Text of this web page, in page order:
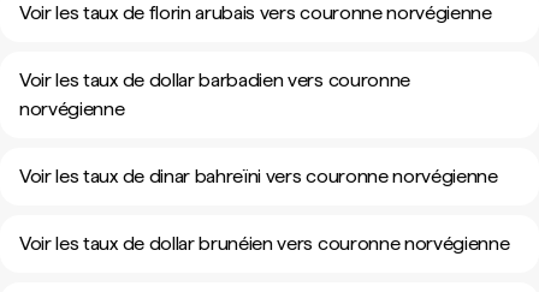
Voir les taux de florin arubais vers couronne norvégienne
Voir les taux de dollar barbadien vers couronne
norvégienne
Voir les taux de dinar bahreïni vers couronne norvégienne
Voir les taux de dollar brunéien vers couronne norvégienne